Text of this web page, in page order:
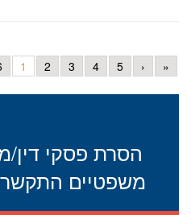
1 2 3 4 5 › »
הסרת פסקי
משפטיים התקשרו